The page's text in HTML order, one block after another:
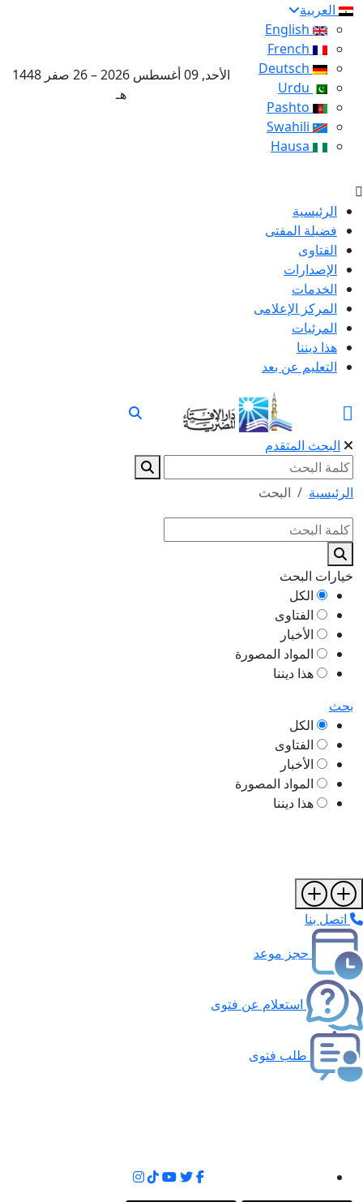
العربية
الأحد, 09 أغسطس 2026 – 26 صفر 1448
هـ
الرئيسية
فضيلة المفتى
الفتاوى
الإصدارات
الخدمات
المركز الإعلامى
المرئيات
هذا ديننا
التعليم عن بعد
البحث المتقدم
الرئيسية البحث
خيارات البحث
الكل
الفتاوى
الأخبار
المواد المصورة
هذا ديننا
بحث
الكل
الفتاوى
الأخبار
المواد المصورة
هذا ديننا
اتصل بنا
حجز موعد
استعلام عن فتوى
طلب فتوى